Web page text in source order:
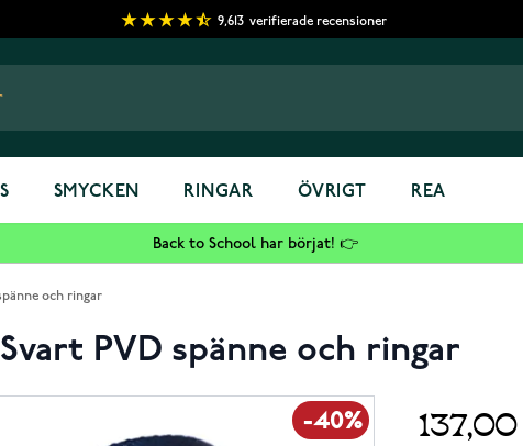
9,613 verifierade recensioner
SMYCKEN RINGAR ÖVRIGT REA
Back to School har börjat! 👉
och ringar
PVD spänne och ringar
-40%